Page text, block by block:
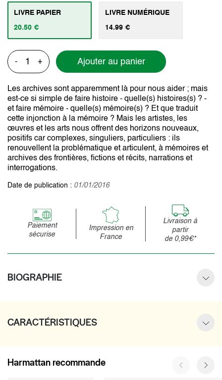
LIVRE PAPIER
20.50 €
LIVRE NUMÉRIQUE
14.99 €
- + Ajouter au panier
Les archives sont apparemment là pour nous aider ; mais
est-ce si simple de faire histoire - quelle(s) histoires(s) ? -
et faire mémoire - quelle(s) mémoire(s) ? Et que traduit
cette injonction à la mémoire ? Mais les artistes, les
œuvres et les arts nous offrent des horizons nouveaux,
positifs car complexes, singuliers, particuliers : ils
renouvellent la problématique et articulent, à mémoires et
archives des frontières, fictions et récits, narrations et
interrogations.
Date de publication : 01/01/2016
Paiement
sécurise
Impression en
France
Livraison à
partir
de 0,99€*
BIOGRAPHIE
CARACTÉRISTIQUES
Harmattan recommande